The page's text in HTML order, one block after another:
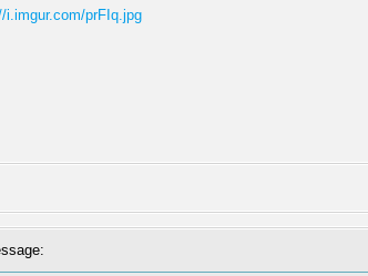
i.imgur.com/prFIq.jpg